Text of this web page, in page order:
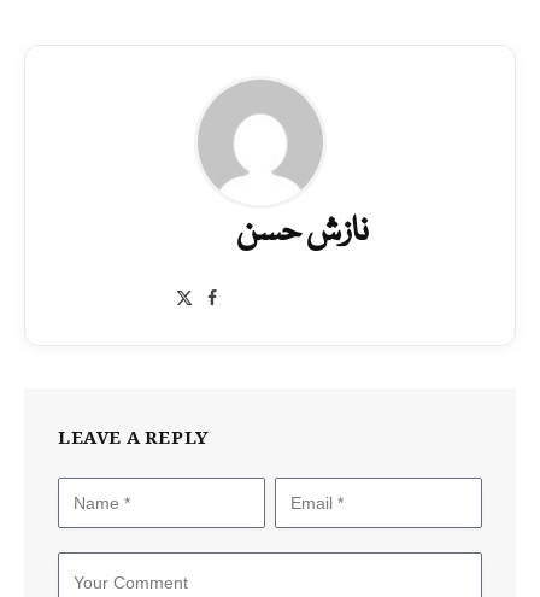
نازش حسن
Facebook
LEAVE A REPLY